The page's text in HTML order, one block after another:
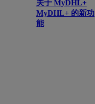
关于 MyDHL+
MyDHL+ 的新功
能